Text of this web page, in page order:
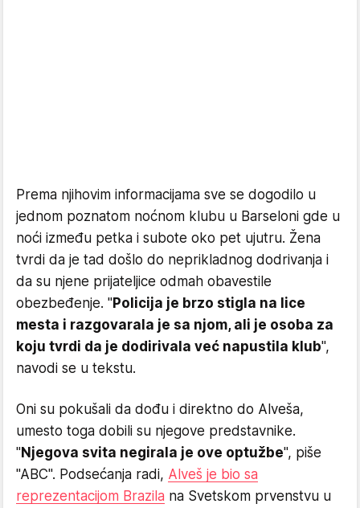
Prema njihovim informacijama sve se dogodilo u
jednom poznatom noćnom klubu u Barseloni gde u
noći između petka i subote oko pet ujutru. Žena
tvrdi da je tad došlo do neprikladnog dodrivanja i
da su njene prijateljice odmah obavestile
obezbeđenje. "Policija je brzo stigla na lice
mesta i razgovarala je sa njom, ali je osoba za
koju tvrdi da je dodirivala već napustila klub",
navodi se u tekstu.
Oni su pokušali da dođu i direktno do Alveša,
umesto toga dobili su njegove predstavnike.
"Njegova svita negirala je ove optužbe", piše
"ABC". Podsećanja radi, Alveš je bio sa
reprezentacijom Brazila na Svetskom prvenstvu u